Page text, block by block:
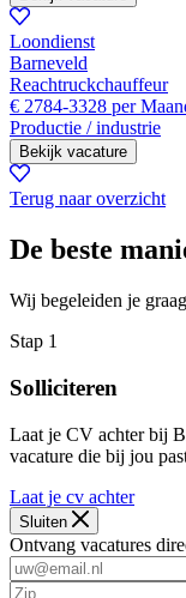
Loondienst
Barneveld
Reachtruckchauffeur
€ 2784-3328 per
Productie / industrie
Bekijk vacature
Terug naar overzicht
De beste
Wij begeleiden je
Stap 1
Solliciteren
Laat je CV achter bij
vacature die bij jou
Laat je cv achter
Sluiten
Ontvang vacatures